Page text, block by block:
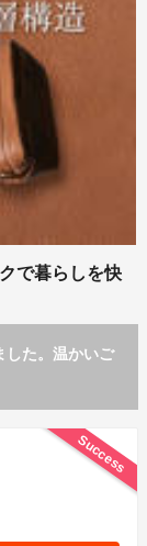
で暮らしを快
した。温かいご
Success